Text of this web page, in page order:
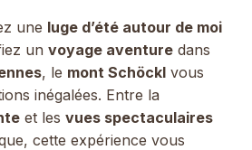
une luge d’été autour de moi
un voyage aventure dans
, le mont Schöckl vous
inégalées. Entre la
et les vues spectaculaires
cette expérience vous